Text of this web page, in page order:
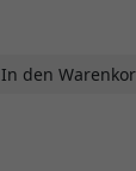
In den